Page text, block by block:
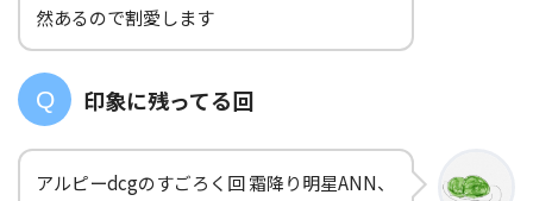
然あるので割愛します
印象に残ってる回
アルピーdcgのすごろく回 霜降り明星ANN、